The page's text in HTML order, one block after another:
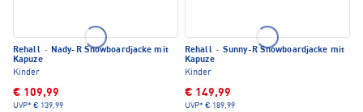
Rehall · Nady-R Snowboardjacke mit
Kapuze
Kinder
€ 109,99
UVP* € 139,99
Rehall · Sunny-R Snowboardjacke mit
Kapuze
Kinder
€ 149,99
UVP* € 189,99